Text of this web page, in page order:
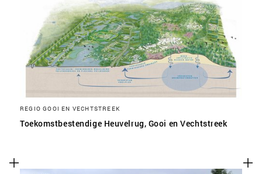
REGIO GOOI EN VECHTSTREEK
Toekomstbestendige Heuvelrug, Gooi en Vechtstreek